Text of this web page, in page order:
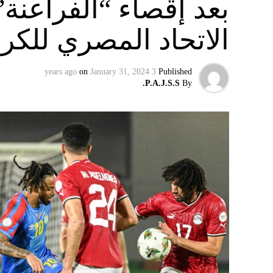
ويواجه توخيل مزيدا من المخاوف بشأن
الإصابة، ويغيب المهاجمان كينغسلي كومان
بعد إقصاء
الاتحاد المصري
Published
3 years ago
on January 31, 2024
By
P.A.J.S.S.